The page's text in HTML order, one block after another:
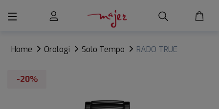
Home Orologi Solo Tempo
RADO TRUE
-20%